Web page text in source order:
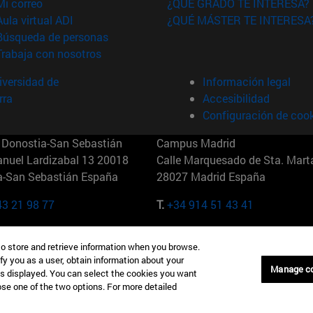
correo
virtual ADI (abre en nueva ventana)
de personas(abre en nueva ventana)
con nosotros(abre en nueva ventana)
¿QUÉ GRADO TE INTERESA?
¿QUÉ MÁSTER TE
de
Información legal
Accesibilidad
Configuración de
San Sebastián
Lardizabal 13 20018
San Sebastián España
21 98 77
Campus Madrid
Calle Marquesado de Sta.
28027 Madrid España
T.+34 914 51 43 41
St 10019-2201 Nueva York
346 8850
Maria-Theresia-Straße 15
Múnich Alemania
T.+49 89 24209790
store and retrieve information when you browse.
you as a user, obtain information about your
displayed. You can select the cookies you want
one of the two options. For more detailed
Manage